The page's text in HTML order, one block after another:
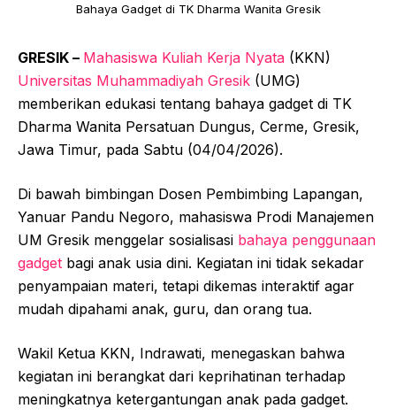
Bahaya Gadget di TK Dharma Wanita Gresik
GRESIK – Mahasiswa Kuliah Kerja Nyata (KKN)
Universitas Muhammadiyah Gresik (UMG)
memberikan edukasi tentang bahaya gadget di TK
Dharma Wanita Persatuan Dungus, Cerme, Gresik,
Jawa Timur, pada Sabtu (04/04/2026).
Di bawah bimbingan Dosen Pembimbing Lapangan,
Yanuar Pandu Negoro, mahasiswa Prodi Manajemen
UM Gresik menggelar sosialisasi bahaya penggunaan
gadget bagi anak usia dini. Kegiatan ini tidak sekadar
penyampaian materi, tetapi dikemas interaktif agar
mudah dipahami anak, guru, dan orang tua.
Wakil Ketua KKN, Indrawati, menegaskan bahwa
kegiatan ini berangkat dari keprihatinan terhadap
meningkatnya ketergantungan anak pada gadget.